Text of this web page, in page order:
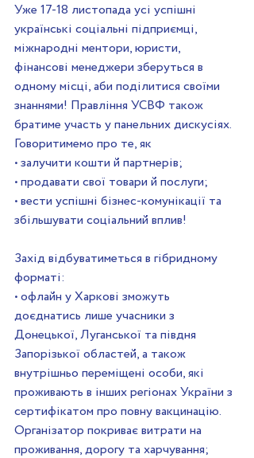
Уже 17-18 листопада усі успішні
українські соціальні підприємці,
міжнародні ментори, юристи,
фінансові менеджери зберуться в
одному місці, аби поділитися своїми
знаннями! Правління УСВФ також
братиме участь у панельних дискусіях.
Говоритимемо про те, як
• залучити кошти й партнерів;
• продавати свої товари й послуги;
• вести успішні бізнес-комунікації та
збільшувати соціальний вплив!
Захід відбуватиметься в гібридному
форматі:
• офлайн у Харкові зможуть
доєднатись лише учасники з
Донецької, Луганської та півдня
Запорізької областей, а також
внутрішньо переміщені особи, які
проживають в інших регіонах України з
сертифікатом про повну вакцинацію.
Організатор покриває витрати на
проживання, дорогу та харчування;